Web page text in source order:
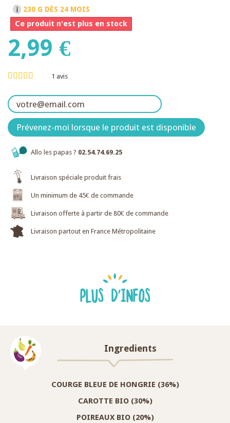
230 G DÈS 24 MOIS
Ce produit n'est plus en stock
2,99 €
1 avis
Prévenez-moi lorsque le produit est disponible
Allo les papas ? 02.54.74.69.25
Livraison spéciale produit frais
Un minimum de 45€ de commande
Livraison offerte à partir de 80€ de commande
Livraison partout en France Métropolitaine
PLUS D'INFOS
Ingredients
COURGE BLEUE DE HONGRIE (36%)
CAROTTE BIO (30%)
POIREAUX BIO (20%)